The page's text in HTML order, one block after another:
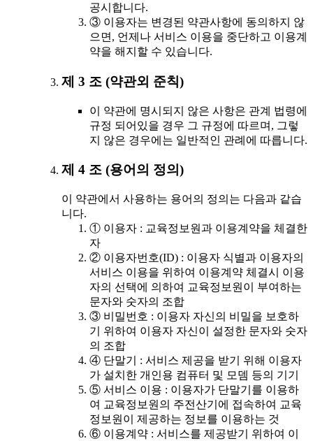
공시합니다.
③ 이용자는 변경된 약관사항에 동의하지 않
으면, 언제나 서비스 이용을 중단하고 이용계
약을 해지할 수 있습니다.
제 3 조 (약관외 준칙)
이 약관에 명시되지 않은 사항은 관계 법령에
규정 되어있을 경우 그 규정에 따르며, 그렇
지 않은 경우에는 일반적인 관례에 따릅니다.
제 4 조 (용어의 정의)
이 약관에서 사용하는 용어의 정의는 다음과 같습
니다.
① 이용자 : 교육정보원과 이용계약을 체결한
자
② 이용자번호(ID) : 이용자 식별과 이용자의
서비스 이용을 위하여 이용계약 체결시 이용
자의 선택에 의하여 교육정보원이 부여하는
문자와 숫자의 조합
③ 비밀번호 : 이용자 자신의 비밀을 보호하
기 위하여 이용자 자신이 설정한 문자와 숫자
의 조합
④ 단말기 : 서비스 제공을 받기 위해 이용자
가 설치한 개인용 컴퓨터 및 모뎀 등의 기기
⑤ 서비스 이용 : 이용자가 단말기를 이용하
여 교육정보원의 주전산기에 접속하여 교육
정보원이 제공하는 정보를 이용하는 것
⑥ 이용계약 : 서비스를 제공받기 위하여 이